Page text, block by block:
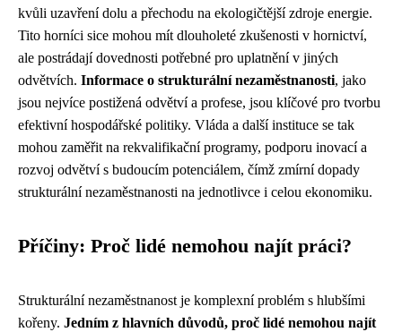
kvůli uzavření dolu a přechodu na ekologičtější zdroje energie.
Tito horníci sice mohou mít dlouholeté zkušenosti v hornictví,
ale postrádají dovednosti potřebné pro uplatnění v jiných
odvětvích. Informace o strukturální nezaměstnanosti, jako
jsou nejvíce postižená odvětví a profese, jsou klíčové pro tvorbu
efektivní hospodářské politiky. Vláda a další instituce se tak
mohou zaměřit na rekvalifikační programy, podporu inovací a
rozvoj odvětví s budoucím potenciálem, čímž zmírní dopady
strukturální nezaměstnanosti na jednotlivce i celou ekonomiku.
Příčiny: Proč lidé nemohou najít práci?
Strukturální nezaměstnanost je komplexní problém s hlubšími
kořeny. Jedním z hlavních důvodů, proč lidé nemohou najít